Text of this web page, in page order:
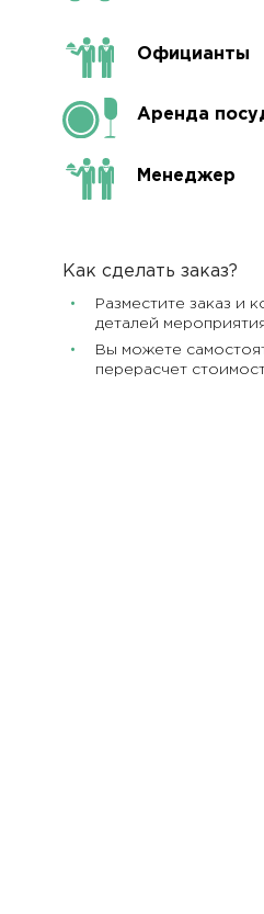
Официанты
Аренда
Менеджер
Как сделать заказ?
Разместите заказ и
деталей
Вы можете
перерасчет